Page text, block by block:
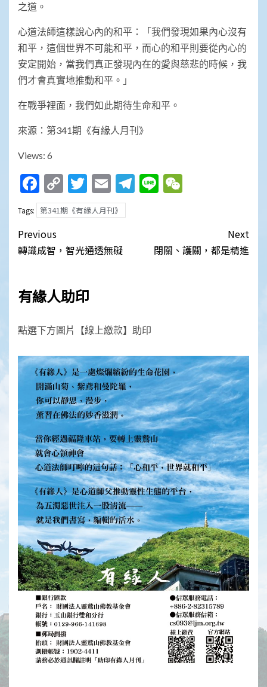
之道。
心道法師這樣說心內的和平：「我們發現如果內心沒有
和平，這個世界不可能和平，而心的和平則要從內心的
安定開始，當我們真正發現內在的愛與慈悲的時候，我
們才會真實地推動和平。」
在戰爭裡面，我們如此期待生命和平。
來源：第341期《有緣人月刊》
Views: 6
Facebook
Copy
Link
Twitter
EmailTelegram
Line
Tags: 第341期《有緣人月刊》
Post
navigation
Previous
轉識成智，智光通透無礙
Next
閉關、護關，都是精進
有緣人助印
點選下方圖片【線上繳款】助印